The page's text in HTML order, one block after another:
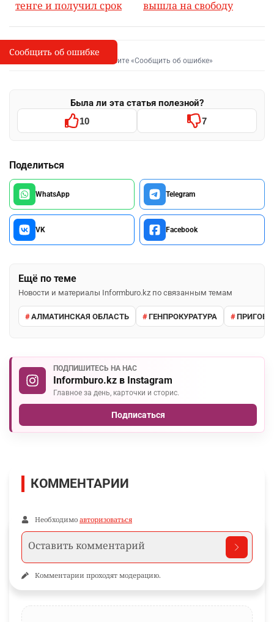
тенге и получил срок вышла на свободу
I
Сообщить об опечатке
Выделите фрагмент и нажмите «Сообщить об ошибке»
Была ли эта статья полезной?
10 7
Поделиться
WhatsApp Telegram
VK Facebook
Ещё по теме
Новости и материалы Informburo.kz по связанным темам
АЛМАТИНСКАЯ ОБЛАСТЬ ГЕНПРОКУРАТУРА
ПОДПИШИТЕСЬ НА НАС
Informburo.kz в Instagram
Главное за день, карточки и сторис.
Подписаться
Сообщить об ошибке
КОММЕНТАРИИ
Необходимо авторизоваться
Комментарии проходят модерацию.